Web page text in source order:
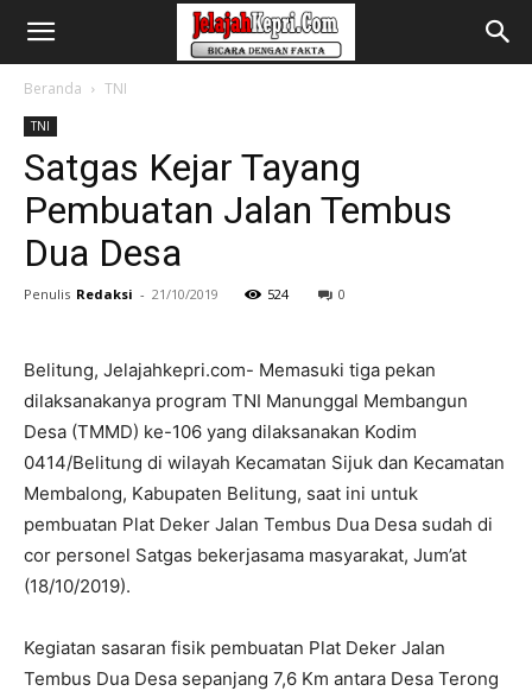
Beranda TNI
TNI
Satgas Kejar Tayang
Pembuatan Jalan Tembus
Dua Desa
Penulis Redaksi - 21/10/2019 524 0
Belitung, Jelajahkepri.com- Memasuki tiga pekan
dilaksanakanya program TNI Manunggal Membangun
Desa (TMMD) ke-106 yang dilaksanakan Kodim
0414/Belitung di wilayah Kecamatan Sijuk dan Kecamatan
Membalong, Kabupaten Belitung, saat ini untuk
pembuatan Plat Deker Jalan Tembus Dua Desa sudah di
cor personel Satgas bekerjasama masyarakat, Jum’at
(18/10/2019).
Kegiatan sasaran fisik pembuatan Plat Deker Jalan
Tembus Dua Desa sepanjang 7,6 Km antara Desa Terong